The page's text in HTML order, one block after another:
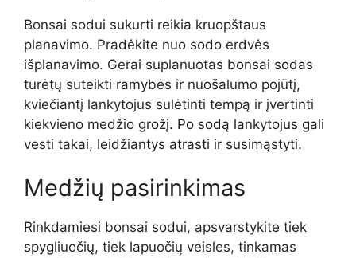
Bonsai sodui sukurti reikia kruopštaus
planavimo. Pradėkite nuo sodo erdvės
išplanavimo. Gerai suplanuotas bonsai sodas
turėtų suteikti ramybės ir nuošalumo pojūtį,
kviečiantį lankytojus sulėtinti tempą ir įvertinti
kiekvieno medžio grožį. Po sodą lankytojus gali
vesti takai, leidžiantys atrasti ir susimąstyti.
Medžių pasirinkimas
Rinkdamiesi bonsai sodui, apsvarstykite tiek
spygliuočių, tiek lapuočių veisles, tinkamas